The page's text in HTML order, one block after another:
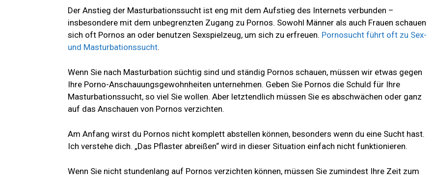
Der Anstieg der Masturbationssucht ist eng mit dem Aufstieg des Internets verbunden –
insbesondere mit dem unbegrenzten Zugang zu Pornos. Sowohl Männer als auch Frauen schauen
sich oft Pornos an oder benutzen Sexspielzeug, um sich zu erfreuen. Pornosucht führt oft zu Sex-
und Masturbationssucht.
Wenn Sie nach Masturbation süchtig sind und ständig Pornos schauen, müssen wir etwas gegen
Ihre Porno-Anschauungsgewohnheiten unternehmen. Geben Sie Pornos die Schuld für Ihre
Masturbationssucht, so viel Sie wollen. Aber letztendlich müssen Sie es abschwächen oder ganz
auf das Anschauen von Pornos verzichten.
Am Anfang wirst du Pornos nicht komplett abstellen können, besonders wenn du eine Sucht hast.
Ich verstehe dich. „Das Pflaster abreißen“ wird in dieser Situation einfach nicht funktionieren.
Wenn Sie nicht stundenlang auf Pornos verzichten können, müssen Sie zumindest Ihre Zeit zum